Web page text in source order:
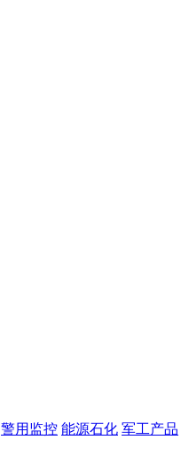
警用监控 能源石化 军工产品